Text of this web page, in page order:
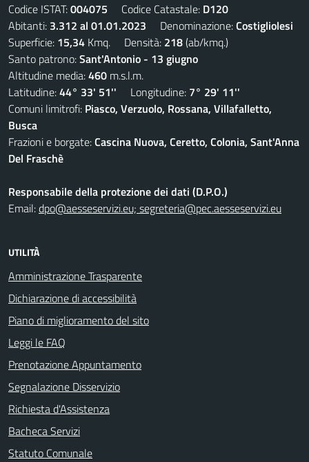
Codice ISTAT:004075 Codice Catastale: D120
Abitanti: 3.312 al 01.01.2023 Denominazione:Costigliolesi
Superficie: 15,34 Kmq. Densità: 218(ab/kmq.)
Santo patrono:Sant'Antonio - 13 giugno
Altitudine media:460 m.s.l.m.
Latitudine:44° 33' 51'' Longitudine: 7° 29' 11''
Comuni limitrofi: Piasco, Verzuolo, Rossana, Villafalletto,
Busca
Frazioni e borgate:Cascina Nuova, Ceretto, Colonia, Sant'Anna
Del Fraschè
Responsabile della protezione dei dati (D.P.O.)
Email:dpo@aesseservizi.eu; segreteria@pec.aesseservizi.eu
UTILITÀ
Amministrazione Trasparente
Dichiarazione di accessibilità
Piano di miglioramento del sito
Leggi le FAQ
Prenotazione Appuntamento
Segnalazione Disservizio
Richiesta d'Assistenza
Bacheca Servizi
Statuto Comunale